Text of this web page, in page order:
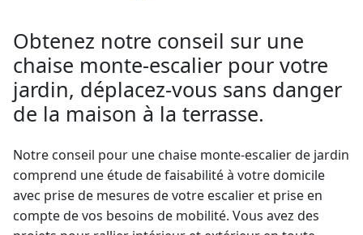
Obtenez notre conseil sur une
chaise monte-escalier pour votre
jardin, déplacez-vous sans danger
de la maison à la terrasse.
Notre conseil pour une chaise monte-escalierde jardin
comprend une étude de faisabilité à votre domicile
avec prise de mesures de votre escalier et prise en
compte de vos besoins de mobilité. Vous avez des